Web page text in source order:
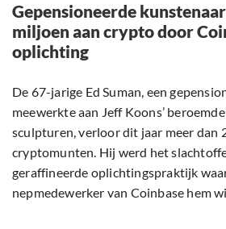
Gepensioneerde
miljoen aan crypto door
oplichting
De 67-jarige Ed Suman, een
meewerkte aan Jeff Koons’
sculpturen, verloor dit jaar meer dan
cryptomunten. Hij werd het
geraffineerde oplichtingspraktijk
nepmedewerker van Coinbase hem